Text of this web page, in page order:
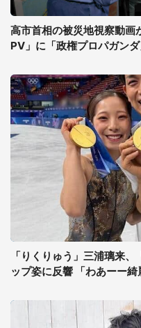
高市首相の被災地視察動画
PV」に「政権プロパガン
「りくりゅう」三浦璃来
ップ姿に反響 「わあーー綺